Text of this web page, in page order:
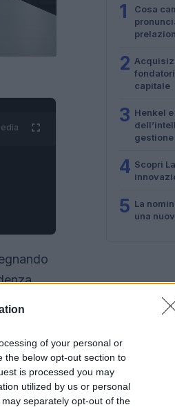
of your personal or
the below opt-out section to
is processed you may
utilized by us or personal
separately opt-out of the
1
Cosa
2
capitale
3 Henkel e
4 Scopri
5 La
una